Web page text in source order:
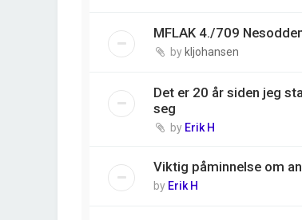
MFLAK 4./709
by kljohansen
Det er 20 år siden jeg
seg
by Erik H
Viktig påminnelse om
by Erik H